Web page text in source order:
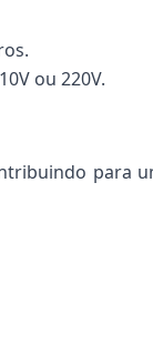
ou 220V.
para